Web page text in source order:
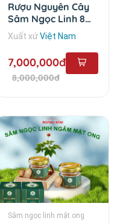
Rượu Nguyên Cây
Sâm Ngọc Linh 8
Năm - 3 lít
Xuất xứViệt Nam
7,000,000đ
8,000,000đ
Sâm ngọc linh mật ong